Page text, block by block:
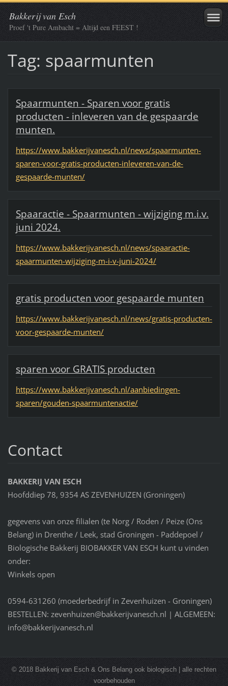
Bakkerij van Esch
Proef 't Pure Ambacht = Altijd een FEEST !
Tag: spaarmunten
Spaarmunten - Sparen voor gratis
producten - inleveren van de gespaarde
munten.
https://www.bakkerijvanesch.nl/news/spaarmunten-
sparen-voor-gratis-producten-inleveren-van-de-
gespaarde-munten/
Spaaractie - Spaarmunten - wijziging m.i.v.
juni 2024.
https://www.bakkerijvanesch.nl/news/spaaractie-
spaarmunten-wijziging-m-i-v-juni-2024/
gratis producten voor gespaarde munten
https://www.bakkerijvanesch.nl/news/gratis-producten-
voor-gespaarde-munten/
sparen voor GRATIS producten
https://www.bakkerijvanesch.nl/aanbiedingen-
sparen/gouden-spaarmuntenactie/
Contact
BAKKERIJ VAN ESCH
Hoofddiep 78, 9354 AS ZEVENHUIZEN (Groningen)
gegevens van onze filialen (te Norg / Roden / Peize (Ons
Belang) in Drenthe / Leek, stad Groningen - Paddepoel /
Biologische Bakkerij BIOBAKKER VAN ESCH kunt u vinden
onder:
Winkels open
0594-631260 (moederbedrijf in Zevenhuizen - Groningen)
BESTELLEN: zevenhuizen@bakkerijvanesch.nl | ALGEMEEN:
info@bakkerijvanesch.nl
© 2018 Bakkerij van Esch & Ons Belang ook biologisch | alle rechten
voorbehouden